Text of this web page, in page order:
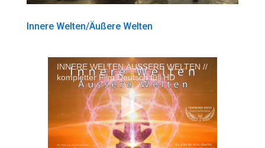
Innere Welten/Äußere Welten
INNERE WELTEN ÄUSSERE WELTEN //
kompletter Film Deutsch full HD